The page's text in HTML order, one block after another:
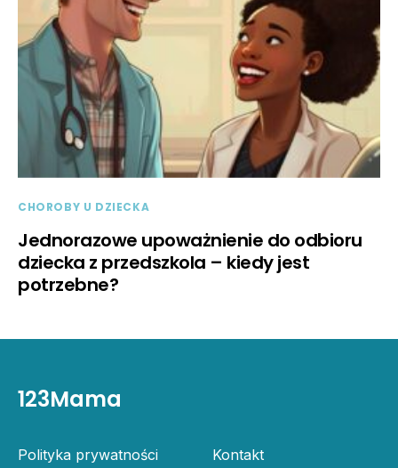
CHOROBY U DZIECKA
Jednorazowe upoważnienie do odbioru
dziecka z przedszkola – kiedy jest
potrzebne?
123Mama
Polityka prywatności Kontakt